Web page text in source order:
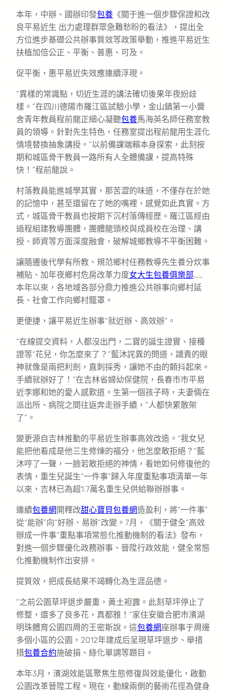
本年，中辦、國辦印發包養 《關于進一個步驟保證和改
良平易近生 出力處理群眾急難愁盼的看法》，提出全
方位進步基礎公共辦事質效等政策舉動，推進平易近生
扶植加倍公正、平衡、普惠、可及。
促平衡，惠平易近失效應連續浮現。
“異樣的常識點，切近生涯的講法確切後果年夜紛歧
樣。”在四川德陽市羅江區試驗小學，金山鎮第一小黌
舍青年教員程前龍正細心凝聽包養馬海英名師任務室教
員的領導。針對先生特色，任務室提出程前龍用生涯化
情境替換抽象講授。“以前備課端賴本身探索，此刻按
期和城區骨干教員一路所有人全體備課，提高特殊
快！”程前龍說。
村落教員能進城學其實，那苦澀的味道，不僅存在於她
的記憶中，甚至還留在了她的嘴裡，感覺如此真實。方
式，城區骨干教員也按期下沉村落傳經歷。羅江區經由
過程組建教導團體，團體龍頭校與成員校在治理、講
授、師資等方面深度融會，破解城鄉教導不平衡困難。
讓隨遷後代學有所教、規范鄉村任務教導先生養分炊事
補貼、加年夜鄉村危房改革力度女大生包養俱樂部……
本年以來，各地域各部分鼎力推進公共辦事向鄉村延
長、社會工作向鄉村籠罩。
更便捷，讓平易近生辦事“就近辦、高效辦”。
“在線提交資料，人都沒出門，二寶的誕生證實、接種
證等“花兒，你怎麼來了？”藍沐詫異的問道，譴責的眼
神就像是兩把利劍，直刺採秀，讓她不由的顫抖起來。
手續就辦好了！”在吉林省婦幼保健院，長春市市平易
近李娜和她的愛人感歎道。生第一個孩子時，夫妻倆在
派出所、病院之間往返奔走辦手續，“人都快累散架
了”。
變更源自吉林推動的平易近生辦事高效改造。“我女兒
能把他看成是他三生修煉的福分，他怎麼敢拒絕？”藍
沐哼了一聲，一臉若敢拒絕的神情，看她如何修復他的
表情，重生兒誕生“一件事”歸入年度重點事項清單一年
以來，吉林已為超1.7萬名重生兒供給聯辦辦事。
連續包養網 開釋改甜心寶貝包養網造盈利，將“一件事”
從“能辦”向“好辦、易辦”改變。7月，《關于健全“高效
辦成一件事”重點事項常態化推動機制的看法》發布，
對進一個步驟優化政務辦事、晉陞行政效能，健全常態
化推動機制作出安排。
提質效，把成長結果不竭轉化為生涯品德。
“之前公園草坪退步嚴重，黃土袒露。此刻草坪停止了
修整，還多了良多花，真都雅！”家住安徽合肥市濱湖
明珠體育公園四周的王密斯說。這包養網座辦事于周邊
多個小區的公園，2012年建成后呈現草坪退步、舉措
措包養合約施破損、綠化單調等題目。
本年3月，濱湖效能區聚焦生態修復與效能優化，啟動
公園改革晉陞工程。現在，動線兩側的藝術花徑為健身